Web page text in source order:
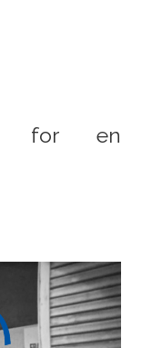
for en